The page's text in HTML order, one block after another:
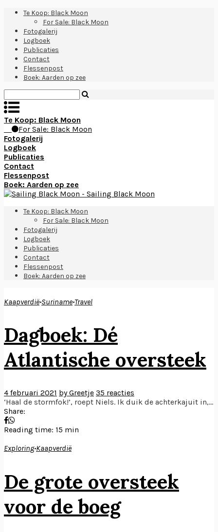
Te Koop: Black Moon
For Sale: Black Moon
Fotogalerij
Logboek
Publicaties
Contact
Flessenpost
Boek: Aarden op zee
Te Koop: Black Moon
For Sale: Black Moon
Fotogalerij
Logboek
Publicaties
Contact
Flessenpost
Boek: Aarden op zee
Te Koop: Black Moon
For Sale: Black Moon
Fotogalerij
Logboek
Publicaties
Contact
Flessenpost
Boek: Aarden op zee
Kaapverdië•Suriname•Travel
Dagboek: Dé
Atlantische oversteek
4 februari 2021 by Greetje 35 reacties
‘Haal de stormfok!’, roept Niels. Ik duik de achterkajuit in,...
Share:
Reading time: 15 min
Exploring•Kaapverdië
De grote oversteek
voor de boeg